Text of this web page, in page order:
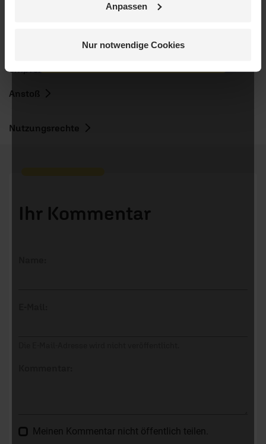
Anpassen
Nur notwendige Cookies
empfehlen unsere Sendereihe:
Anstoß
Nutzungsrechte
Ihr Kommentar
Meinen Kommentar nicht öffentlich teilen.
entdecken
Nein, jetzt nicht.